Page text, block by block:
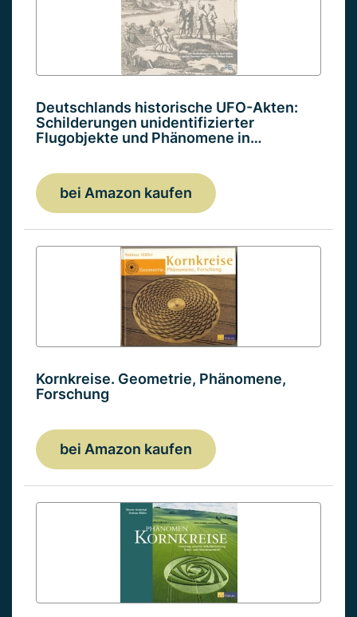
Deutschlands historische UFO-Akten:
Schilderungen unidentifizierter
Flugobjekte und Phänomene in…
bei Amazon kaufen
Kornkreise. Geometrie, Phänomene,
Forschung
bei Amazon kaufen